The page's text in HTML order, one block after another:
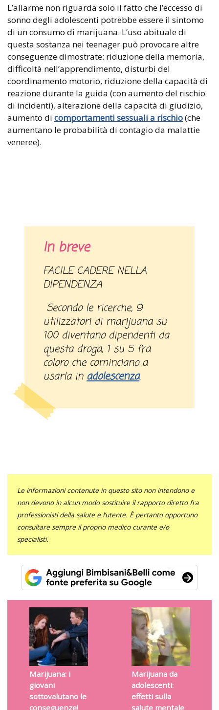
L’allarme non riguarda solo il fatto che l’eccesso di
sonno degli adolescenti potrebbe essere il sintomo
di un consumo di marijuana. L’uso abituale di
questa sostanza nei teenager può provocare altre
conseguenze dimostrate: riduzione della memoria,
difficoltà nell’apprendimento, disturbi del
coordinamento motorio, riduzione della capacità di
reazione durante la guida (con aumento del rischio
di incidenti), alterazione della capacità di giudizio,
aumento di comportamenti sessuali a rischio(che
aumentano le probabilità di contagio da malattie
veneree).
In breve
FACILE CADERE NELLA
DIPENDENZA
Secondo le ricerche, 9
utilizzatori di marijuana su
100 diventano dipendenti da
questa droga, 1 su 5 fra
coloro che cominciano a
usarla inadolescenza.
Le informazioni contenute in questo sito non intendono e
non devono in alcun modo sostituire il rapporto diretto fra
professionisti della salute e l’utente. È pertanto opportuno
consultare sempre il proprio medico curante e/o
specialisti.
Marijuana: i
giovani
sottovalutano le
conseguenze!
Marijuana da
adolescenti:
effetti sulla
salute mentale